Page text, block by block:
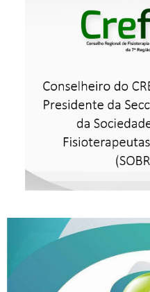
Conselheiro
nomeado
Seccional